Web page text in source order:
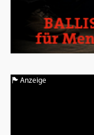
Anzeige